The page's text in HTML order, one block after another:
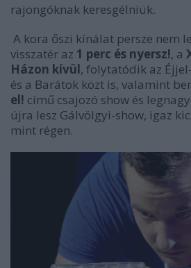
rajongóknak keresgélniük.
A kora őszi kínálat persze nem
visszatér az 1 perc és nyersz!, a
Házon kívül, folytatódik az
és a Barátok közt is, valamint
el! című csajozó show és
újra lesz Gálvölgyi-show, igaz
mint régen.